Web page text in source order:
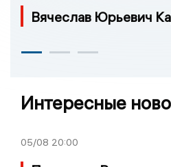
Вячеслав Юрьевич
Интересные
05/08 20:00